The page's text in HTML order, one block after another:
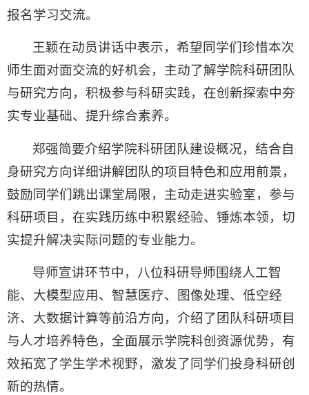
报名学习交流。
王颖在动员讲话中表示，希望同学们珍惜本次
师生面对面交流的好机会，主动了解学院科研团队
与研究方向，积极参与科研实践，在创新探索中夯
实专业基础、提升综合素养。
郑强简要介绍学院科研团队建设概况，结合自
身研究方向详细讲解团队的项目特色和应用前景，
鼓励同学们跳出课堂局限，主动走进实验室，参与
科研项目，在实践历练中积累经验、锤炼本领，切
实提升解决实际问题的专业能力。
导师宣讲环节中，八位科研导师围绕人工智
能、大模型应用、智慧医疗、图像处理、低空经
济、大数据计算等前沿方向，介绍了团队科研项目
与人才培养特色，全面展示学院科创资源优势，有
效拓宽了学生学术视野，激发了同学们投身科研创
新的热情。